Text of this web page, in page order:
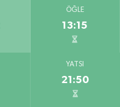
ÖĞLE
13:15
YATSI
21:50